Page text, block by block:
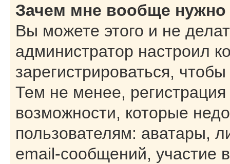
Зачем мне вообще нужно
Вы можете этого и не
администратор настроил
зарегистрироваться,
Тем не менее,
возможности, которые
пользователям: аватары,
email-сообщений, участие